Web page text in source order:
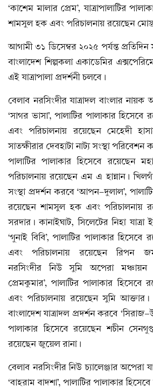
‘কাশেম মালার প্রেম’, যাত্রাপালাটির
শামসুল হক এবং পরিচালনায় রয়েছেন
আগামী ৩১ ডিসেম্বর ২০২৫ পর্যন্ত প্রতিদিন
বাংলাদেশ শিল্পকলা একাডেমির
এই যাত্রাপালা প্রদর্শনী চলবে।
বেলাব নরসিংদীর যাত্রাদল বাংলার
‘সাগর ভাসা’, পালাটির পালাকার হিসেবে
এবং পরিচালনায় রয়েছেন মেহেদী
সাতক্ষীরার দেবহাটা নাট্য সংস্থা পরিবেশন
পালাটির পালাকার হিসেবে রয়েছেন
পরিচালনায় রয়েছেন এম এ হান্নান।
সংস্থা প্রদর্শন করবে ‘আপন-দুলাল’,
রয়েছেন শামসুল হক এবং পরিচালনায়
সরদার। কানাইঘাট, সিলেটের নিহা
‘গুনাই বিবি’, পালাটির পালাকার হিসেবে
এবং পরিচালনায় রয়েছেন রিপন
নরসিংদীর নিউ সুমি অপেরা
প্রেমকুমার’, পালাটির পালাকার হিসেবে
এবং পরিচালনায় রয়েছেন সুমি আক্তার।
বাংলাদেশ যাত্রাদল প্রদর্শন করবে
পালাকার হিসেবে রয়েছেন শচীন
রয়েছেন জুয়েল রানা।
বেলাব নরসিংদীর নিউ চ্যালেঞ্জার অপেরা
‘বাহরাম বাদশা’, পালাটির পালাকার